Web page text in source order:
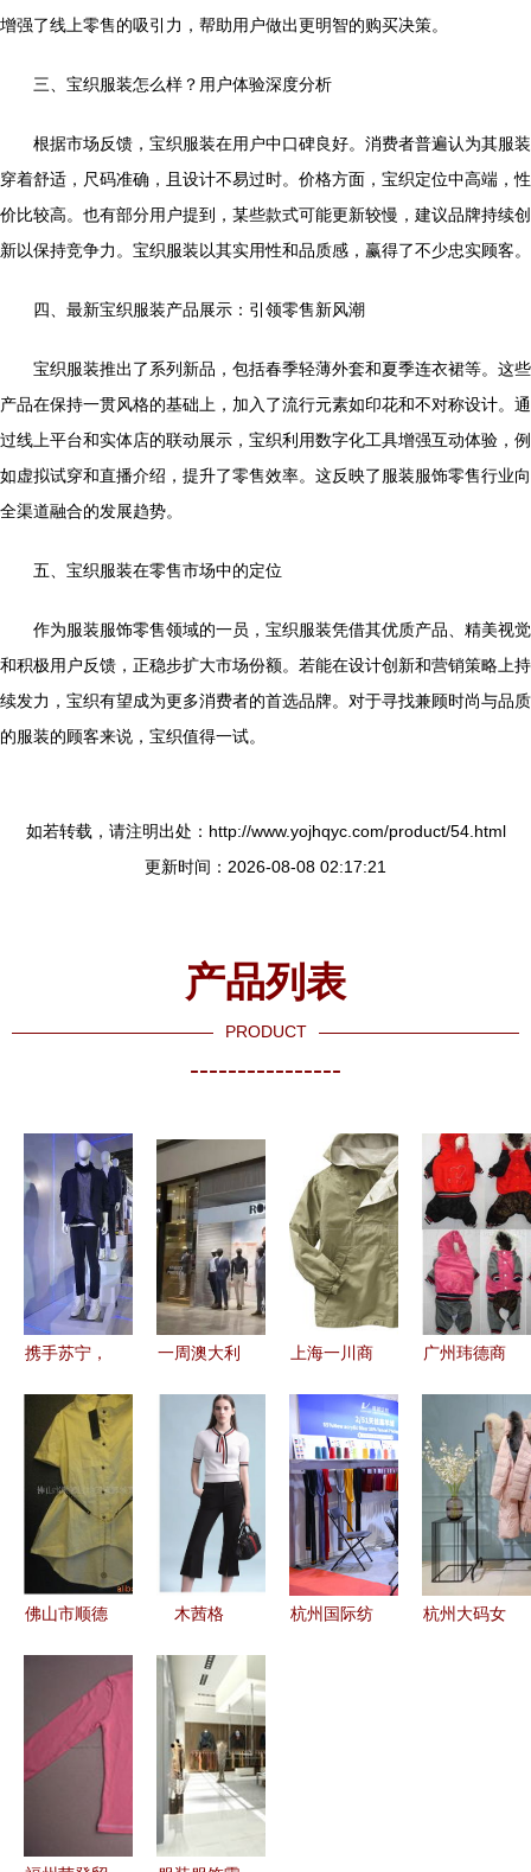
增强了线上零售的吸引力，帮助用户做出更明智的购买决策。
三、宝织服装怎么样？用户体验深度分析
根据市场反馈，宝织服装在用户中口碑良好。消费者普遍认为其服装
穿着舒适，尺码准确，且设计不易过时。价格方面，宝织定位中高端，性
价比较高。也有部分用户提到，某些款式可能更新较慢，建议品牌持续创
新以保持竞争力。宝织服装以其实用性和品质感，赢得了不少忠实顾客。
四、最新宝织服装产品展示：引领零售新风潮
宝织服装推出了系列新品，包括春季轻薄外套和夏季连衣裙等。这些
产品在保持一贯风格的基础上，加入了流行元素如印花和不对称设计。通
过线上平台和实体店的联动展示，宝织利用数字化工具增强互动体验，例
如虚拟试穿和直播介绍，提升了零售效率。这反映了服装服饰零售行业向
全渠道融合的发展趋势。
五、宝织服装在零售市场中的定位
作为服装服饰零售领域的一员，宝织服装凭借其优质产品、精美视觉
和积极用户反馈，正稳步扩大市场份额。若能在设计创新和营销策略上持
续发力，宝织有望成为更多消费者的首选品牌。对于寻找兼顾时尚与品质
的服装的顾客来说，宝织值得一试。
如若转载，请注明出处：http://www.yojhqyc.com/product/54.html
更新时间：2026-08-08 02:17:21
产品列表
PRODUCT
----------------
携手苏宁，
闪耀中国国
际服装服饰
博览会，共
绘零售新图
景
一周澳大利
经动态 服
装服饰零售
市场呈现新
机遇
上海一川商
产品列表
一站式服装
服饰零售解
决方案
广州玮德商
物服装产品
列表，引领
宠物服饰零
售新风尚
佛山市顺德
域亮点服装
厂 专注品
质，引领时
木茜格
时尚春装
揭秘品牌折
扣女装货源
渠道与零售
杭州国际纺
杭州大码女